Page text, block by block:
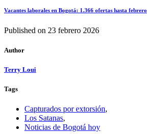
Vacantes laborales en Bogotá: 1.366 ofertas hasta febrero
Published on 23 febrero 2026
Author
Terry Loui
Tags
Capturados por extorsión,
Los Satanas,
Noticias de Bogotá hoy